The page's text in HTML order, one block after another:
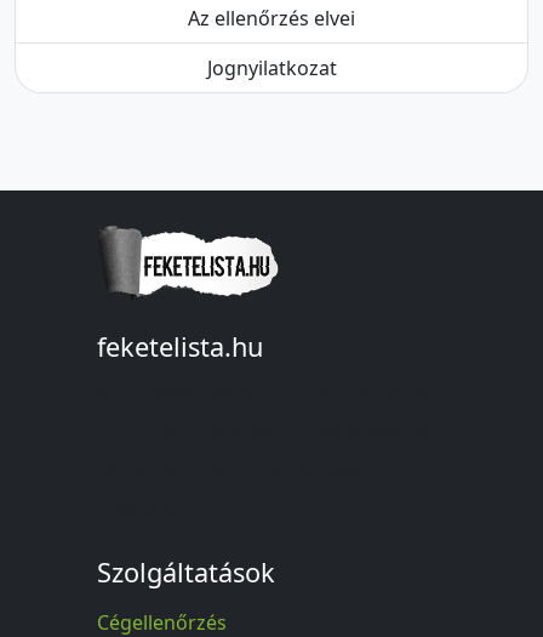
Az ellenőrzés elvei
Jognyilatkozat
feketelista.hu
Szolgáltatások
Cégellenőrzés